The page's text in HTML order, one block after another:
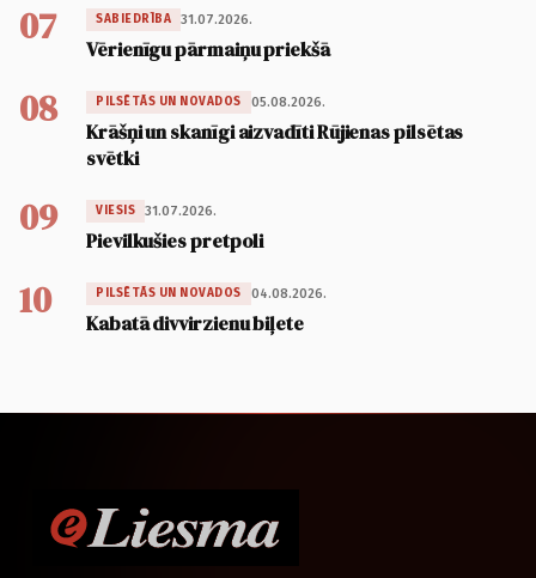
07 SABIEDRĪBA 31.07.2026.
Vērienīgu pārmaiņu priekšā
08 PILSĒTĀS UN NOVADOS 05.08.2026.
Krāšņi un skanīgi aizvadīti Rūjienas pilsētas
svētki
09 VIESIS 31.07.2026.
Pievilkušies pretpoli
10 PILSĒTĀS UN NOVADOS 04.08.2026.
Kabatā divvirzienu biļete